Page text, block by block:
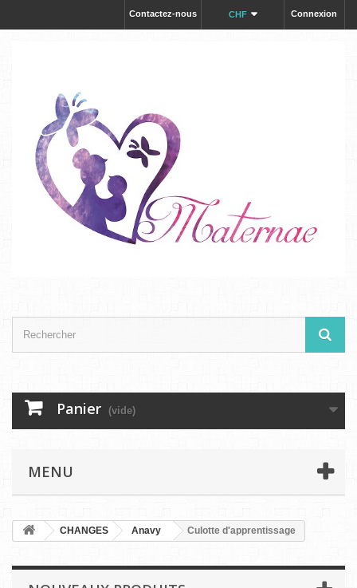
Connexion
CHF
Contactez-nous
Panier (vide)
MENU
CHANGES Anavy Culotte d'apprentissage